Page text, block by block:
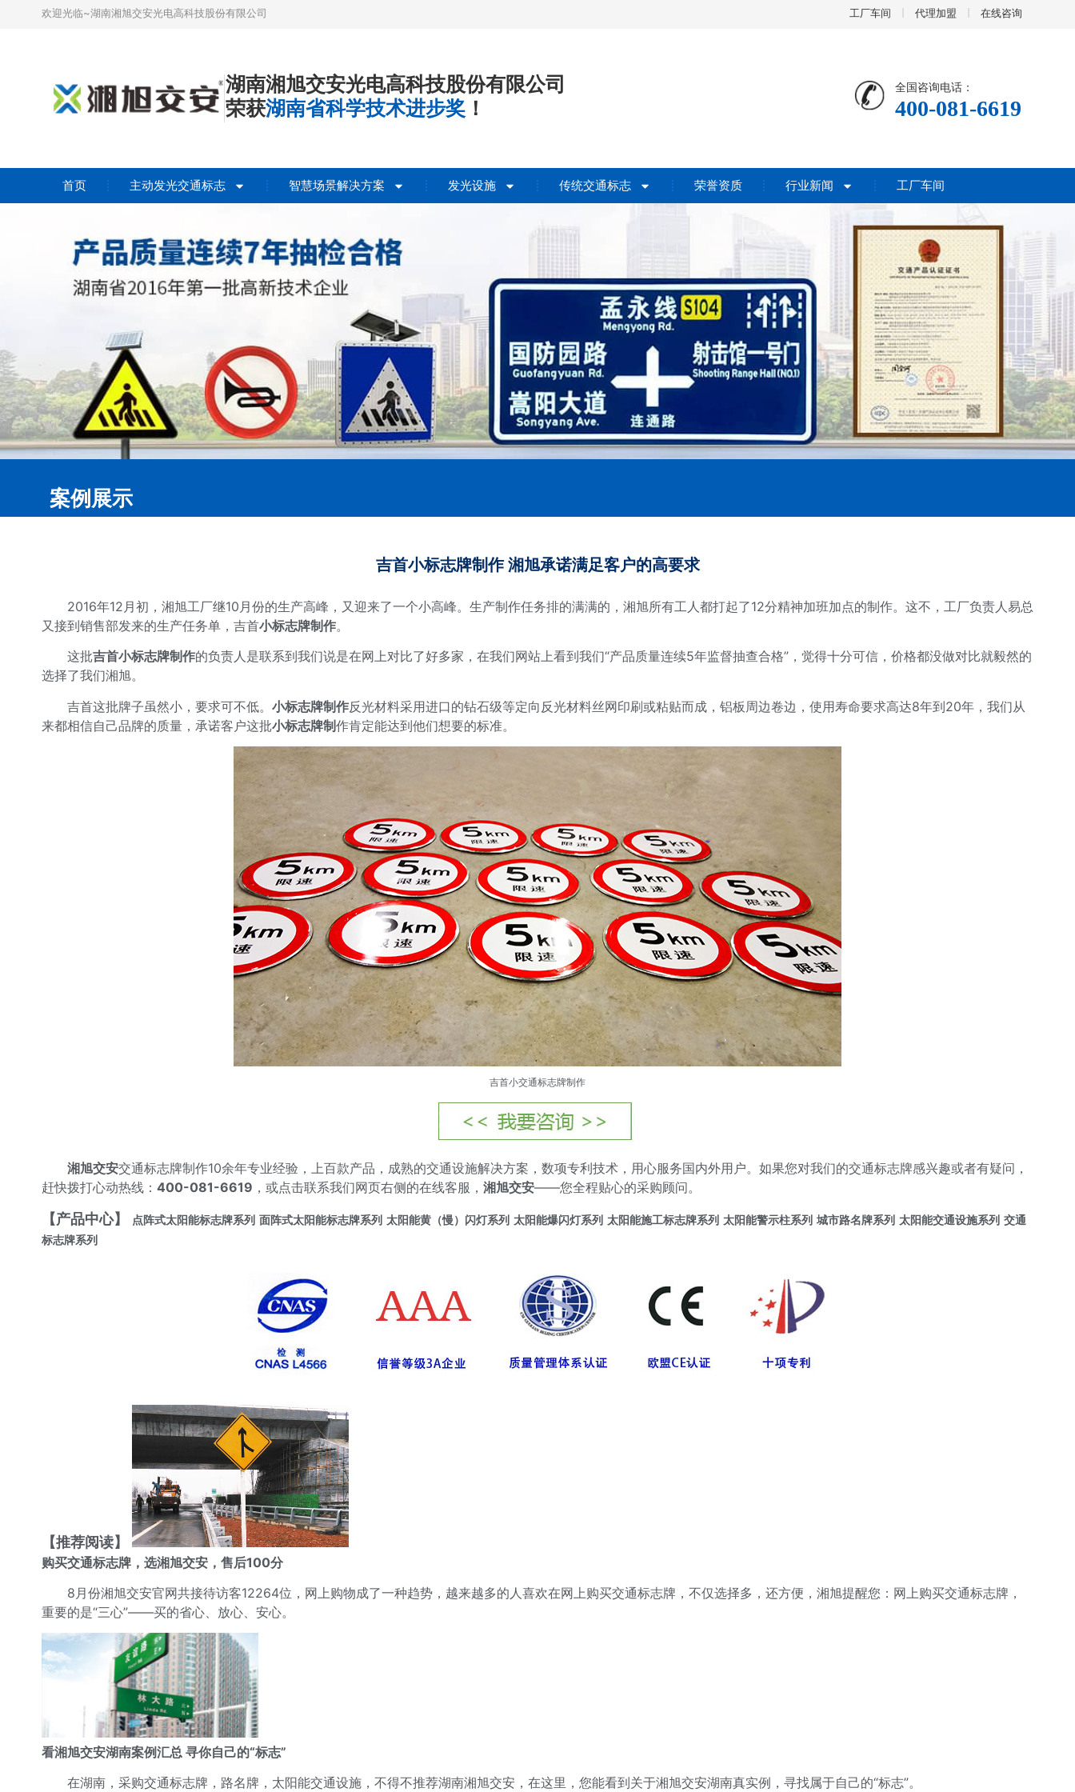
欢迎光临~湖南湘旭交安光电高科技股份有限公司 工厂车间 代理加盟 在线咨询
湖南湘旭交安光电高科技股份有限公司
荣获湖南省科学技术进步奖 ！
全国咨询电话：
400-081-6619
首页 主动发光交通标志 智慧场景解决方案 发光设施 传统交通标志 荣誉资质 行业新闻 工厂车间
案例展示
吉首小标志牌制作 湘旭承诺满足客户的高要求
2016年12月初，湘旭工厂继10月份的生产高峰，又迎来了一个小高峰。生产制作任务排的满满的，湘旭所有工人都打起了12分精神加班加点的制作。这不，工厂负责人易总
又接到销售部发来的生产任务单，吉首小标志牌制作。
这批吉首小标志牌制作的负责人是联系到我们说是在网上对比了好多家，在我们网站上看到我们“产品质量连续5年监督抽查合格”，觉得十分可信，价格都没做对比就毅然的
选择了我们湘旭。
吉首这批牌子虽然小，要求可不低。 小标志牌制作反光材料采用进口的钻石级等定向反光材料丝网印刷或粘贴而成，铝板周边卷边，使用寿命要求高达8年到20年，我们从
来都相信自己品牌的质量，承诺客户这批小标志牌制作肯定能达到他们想要的标准。
吉首小交通标志牌制作
湘旭交安交通标志牌制作10余年专业经验，上百款产品，成熟的交通设施解决方案，数项专利技术，用心服务国内外用户。如果您对我们的交通标志牌感兴趣或者有疑问，
赶快拨打心动热线： 400-081-6619 ，或点击联系我们网页右侧的在线客服， 湘旭交安——您全程贴心的采购顾问。
【产品中心】 点阵式太阳能标志牌系列 面阵式太阳能标志牌系列 太阳能黄（慢）闪灯系列 太阳能爆闪灯系列 太阳能施工标志牌系列 太阳能警示柱系列 城市路名牌系列 太阳能交通设施系列 交通
标志牌系列
【推荐阅读】
购买交通标志牌，选湘旭交安，售后100分
8月份湘旭交安官网共接待访客12264位，网上购物成了一种趋势，越来越多的人喜欢在网上购买交通标志牌，不仅选择多，还方便，湘旭提醒您：网上购买交通标志牌，
重要的是“三心”——买的省心、放心、安心。
看湘旭交安湖南案例汇总 寻你自己的“标志”
在湖南，采购交通标志牌，路名牌，太阳能交通设施，不得不推荐湖南湘旭交安，在这里，您能看到关于湘旭交安湖南真实例，寻找属于自己的“标志”。